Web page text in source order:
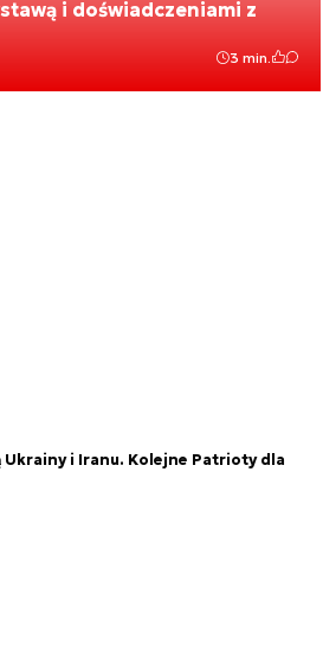
i doświadczeniami z
3 min.
i Iranu. Kolejne Patrioty dla